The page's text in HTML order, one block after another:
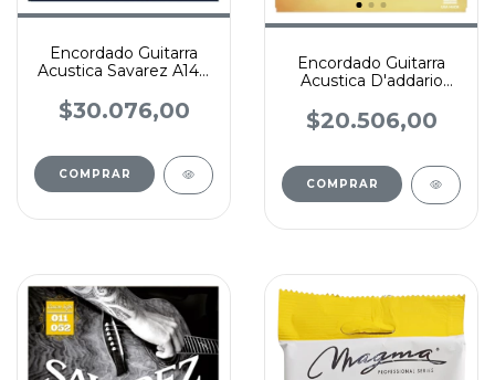
Encordado Guitarra
Acustica Savarez A140
$30.076,00
COMPRAR
Encordado Guitarra
Acustica D'addario
$20.506,00
COMPRAR